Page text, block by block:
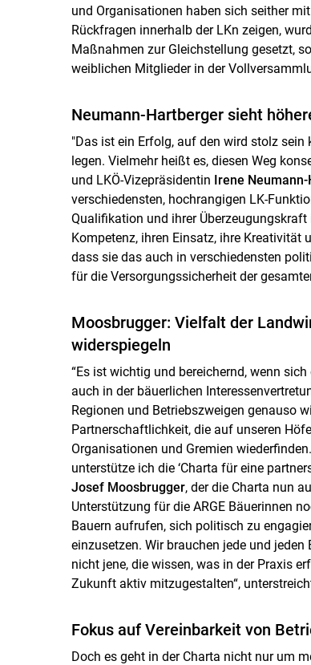
und Organisationen haben sich seither
Rückfragen innerhalb der LKn zeigen,
Maßnahmen zur Gleichstellung gesetzt,
weiblichen Mitglieder in der
Neumann-Hartberger sieht
"Das ist ein Erfolg, auf den wird stolz sein
legen. Vielmehr heißt es, diesen Weg
und LKÖ-Vizepräsidentin Irene
verschiedensten, hochrangigen LK-
Qualifikation und ihrer
Kompetenz, ihren Einsatz, ihre Kreativität
dass sie das auch in verschiedensten
für die Versorgungssicherheit der
Moosbrugger: Vielfalt der
widerspiegeln
“Es ist wichtig und bereichernd, wenn
auch in der bäuerlichen
Regionen und Betriebszweigen genauso
Partnerschaftlichkeit, die auf unseren
Organisationen und Gremien
unterstütze ich die ‘Charta für eine
Josef Moosbrugger, der die Charta nun
Unterstützung für die ARGE Bäuerinnen
Bauern aufrufen, sich politisch zu
einzusetzen. Wir brauchen jede und
nicht jene, die wissen, was in der Praxis
Zukunft aktiv mitzugestalten“,
Fokus auf Vereinbarkeit von
Doch es geht in der Charta nicht nur um